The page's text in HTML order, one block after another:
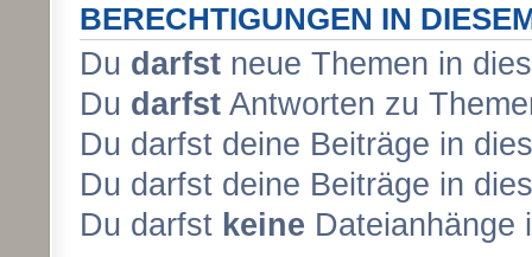
BERECHTIGUNGEN IN
Du darfst neue Themen in
Du darfst Antworten zu
Du darfst deine Beiträge in
Du darfst deine Beiträge in
Du darfst keine Dateianhänge